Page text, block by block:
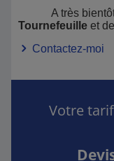
A très bientôt
Tournefeuille et de
Contactez-moi
Votre